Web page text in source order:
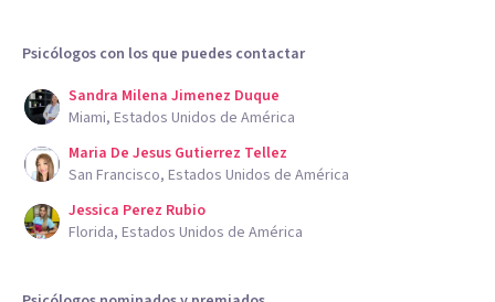
Psicólogos con los que puedes contactar
Sandra Milena Jimenez Duque
Miami, Estados Unidos de América
Maria De Jesus Gutierrez Tellez
San Francisco, Estados Unidos de América
Jessica Perez Rubio
Florida, Estados Unidos de América